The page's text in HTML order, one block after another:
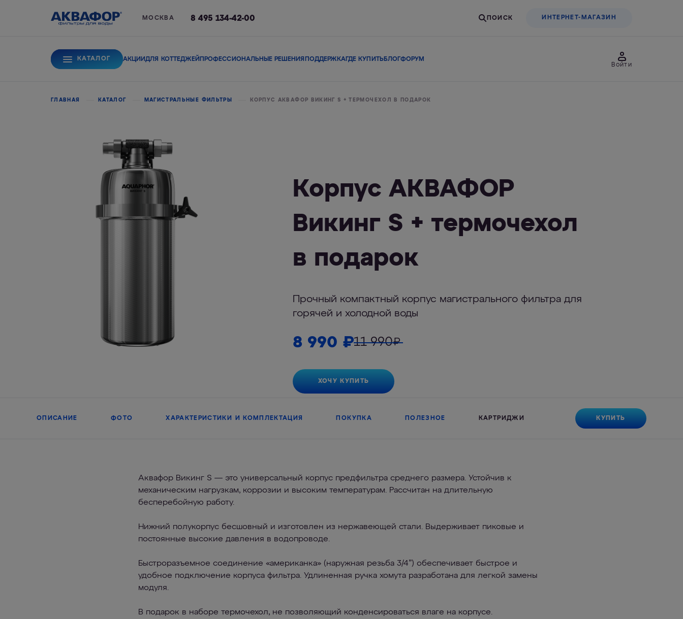
МОСКВА 8 495 134-42-00 ИНТЕРНЕТ-МАГАЗИН
КАТАЛОГ АКЦИИДЛЯ КОТТЕДЖЕЙ ПРОФЕССИОНАЛЬНЫЕ РЕШЕНИЯ ПОДДЕРЖКАГДЕ КУПИТЬ БЛОГФОРУМ
Войти
Для питьевой воды
Системы обратного
осмоса
Сменные модулиМагистральные фильтрыВ коттедж Сопутствующие товары
ГЛАВНАЯ КАТАЛОГ МАГИСТРАЛЬНЫЕ ФИЛЬТРЫ КОРПУС АКВАФОР ВИКИНГ S + ТЕРМОЧЕХОЛ В ПОДАРОК
Корпус АКВАФОР
Викинг S + термочехол
в подарок
Прочный компактный корпус магистрального фильтра для
горячей и холодной воды
8 990 ₽11 990₽
ХОЧУ КУПИТЬ
ОПИСАНИЕ ФОТО ХАРАКТЕРИСТИКИ И КОМПЛЕКТАЦИЯ ПОКУПКА ПОЛЕЗНОЕ КАРТРИДЖИ КУПИТЬ
Аквафор Викинг S — это универсальный корпус предфильтра среднего размера. Устойчив к
механическим нагрузкам, коррозии и высоким температурам. Рассчитан на длительную
бесперебойную работу.
Нижний полукорпус бесшовный и изготовлен из нержавеющей стали. Выдерживает пиковые и
постоянные высокие давления в водопроводе.
Быстроразъемное соединение «американка» (наружная резьба 3/4”) обеспечивает быстрое и
удобное подключение корпуса фильтра. Удлиненная ручка хомута разработана для легкой замены
модуля.
В подарок в наборе термочехол, не позволяющий конденсироваться влаге на корпусе.